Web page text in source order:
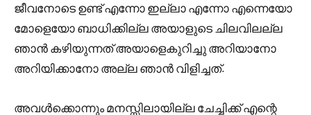
ജീവനോടെ ഉണ്ട് എന്നോ ഇല്ലാ എന്നോ എന്നെയോ
മോളെയോ ബാധിക്കില്ല അയാളുടെ ചിലവിലല്ല
ഞാൻ കഴിയുന്നത് അയാളെകുറിച്ചു അറിയാനോ
അറിയിക്കാനോ അല്ല ഞാൻ വിളിച്ചത്.
അവൾക്കൊന്നും മനസ്സിലായില്ല ചേച്ചിക്ക് എന്റെ